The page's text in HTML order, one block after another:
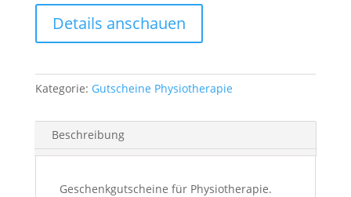
Details anschauen
Kategorie: Gutscheine Physiotherapie
Beschreibung
Geschenkgutscheine für Physiotherapie.